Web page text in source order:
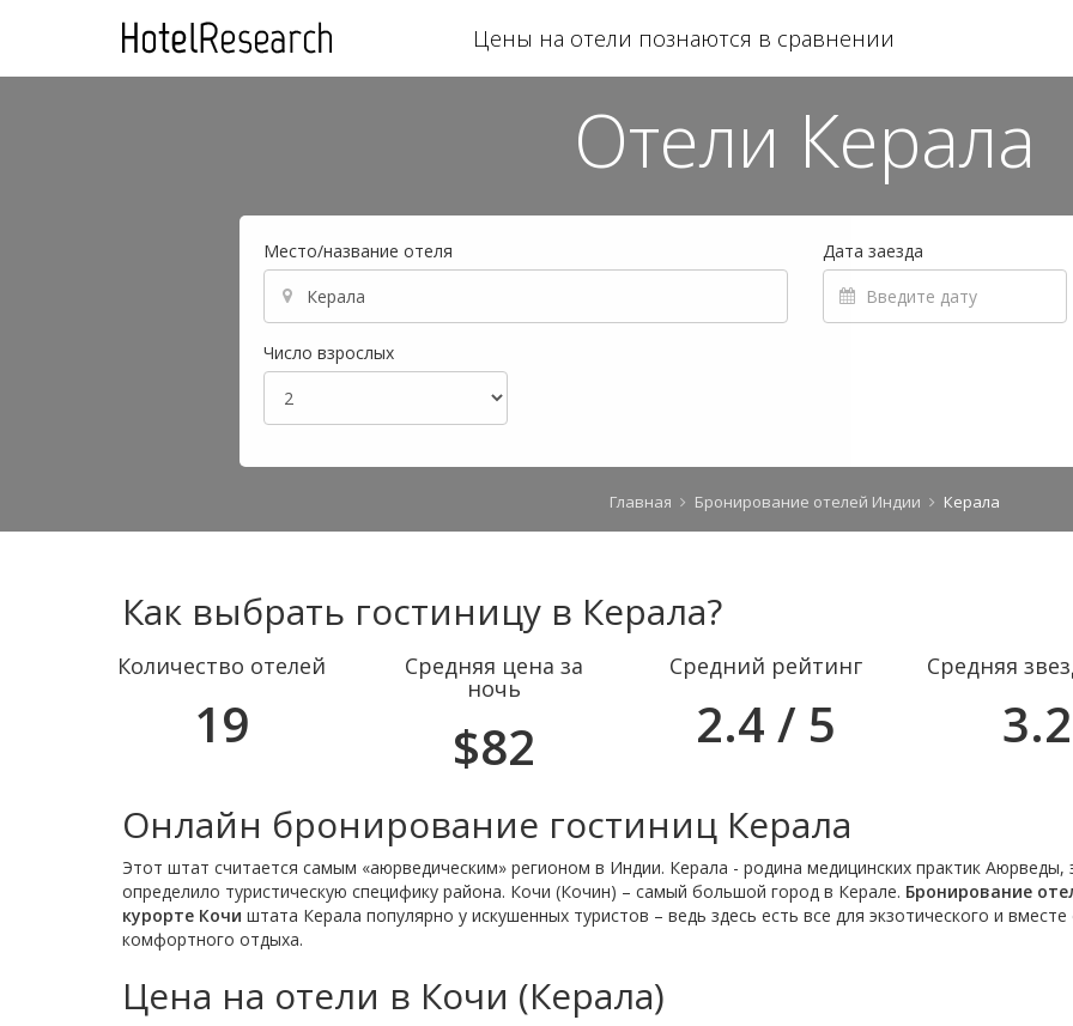
Цены на отели познаются в сравнении
Отели Керала
Место/название отеля Дата заезда
Число взрослых
Главная Бронирование отелей Индии Керала
Как выбрать гостиницу в Керала?
Количество отелей
19
Средняя цена за
ночь
$82
Средний рейтинг
2.4 / 5
Средняя
3.2
Онлайн бронирование гостиниц Керала
Этот штат считается самым «аюрведическим» регионом в Индии. Керала - родина медицинских практик Аюрведы,
определило туристическую специфику района. Кочи (Кочин) – самый большой город в Кералe. Бронирование
курорте Кочи штата Керала популярно у искушенных туристов – ведь здесь есть все для экзотического и вместе
комфортного отдыха.
Цена на отели в Кочи (Керала)